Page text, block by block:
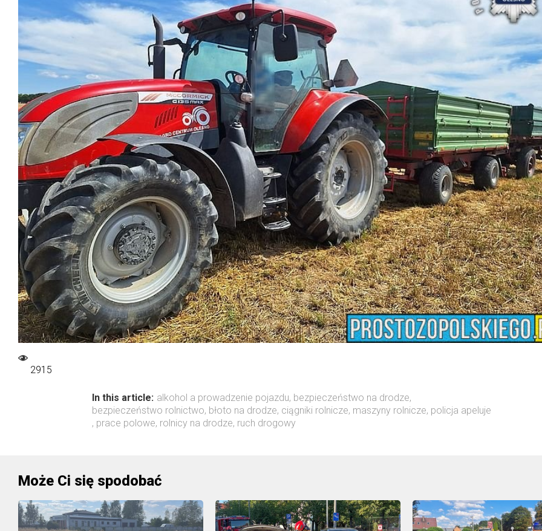
2915
In this article: alkohol a prowadzenie pojazdu, bezpieczeństwo na drodze,
bezpieczeństwo rolnictwo, błoto na drodze, ciągniki rolnicze, maszyny rolnicze, policja apeluje
, prace polowe, rolnicy na drodze, ruch drogowy
Może Ci się spodobać